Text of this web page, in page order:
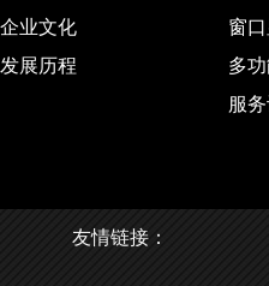
企业文化
发展历程
窗
多
服
友情链接：